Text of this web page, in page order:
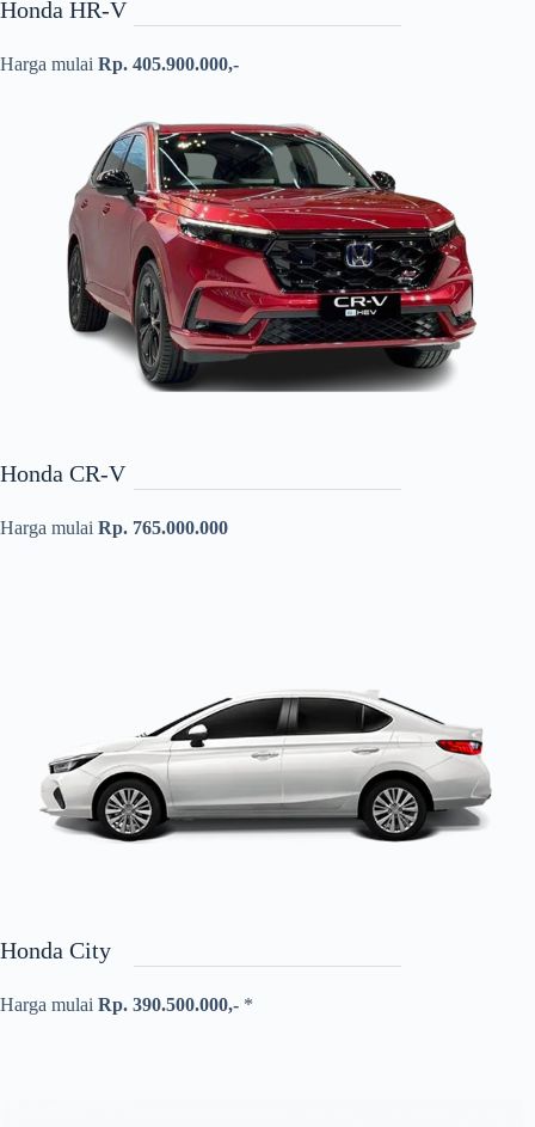
Honda HR-V
Harga mulai Rp. 405.900.000,-
Honda CR-V
Harga mulai Rp. 765.000.000
Honda City
Harga mulai Rp. 390.500.000,- *